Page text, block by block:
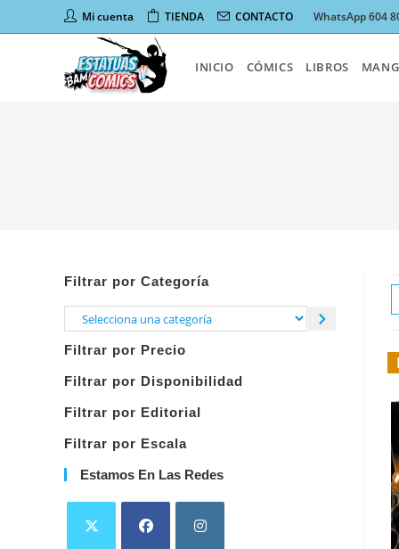
al
Mi cuenta TIENDA CONTACTO WhatsApp 604
INICIO CÓMICS LIBROS
Filtrar por Categoría
Selecciona
categoría
Filtrar por Precio
Filtrar por Disponibilidad
Filtrar por Editorial
Filtrar por Escala
Estamos En Las Redes